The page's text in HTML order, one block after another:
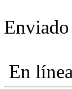
En línea